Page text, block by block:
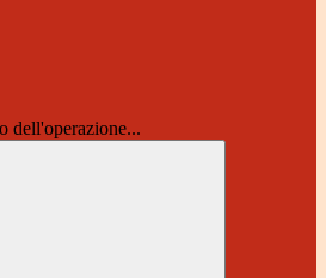
dell'operazione...